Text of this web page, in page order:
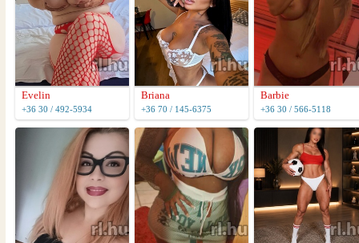
Evelin
+36 30 / 492-5934
Briana
+36 70 / 145-6375
Barbie
+36 30 / 566-5118